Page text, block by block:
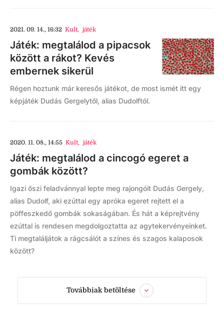
2021. 09. 14., 16:32 Kult, játék
Játék: megtalálod a pipacsok
között a rákot? Kevés
embernek sikerül
Régen hoztunk már keresős játékot, de most ismét itt egy
képjáték Dudás Gergelytől, alias Dudolftól.
2020. 11. 08., 14:55 Kult, játék
Játék: megtalálod a cincogó egeret a
gombák között?
Igazi őszi feladvánnyal lepte meg rajongóit Dudás Gergely,
alias Dudolf, aki ezúttal egy apróka egeret rejtett el a
pöffeszkedő gombák sokaságában. És hát a képrejtvény
ezúttal is rendesen megdolgoztatta az agytekervényeinket.
Ti megtaláljátok a rágcsálót a színes és szagos kalaposok
között?
Továbbiak betöltése